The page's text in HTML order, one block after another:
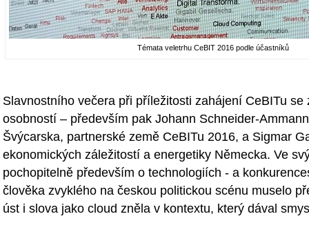
Témata veletrhu CeBIT 2016 podle účastníků
Slavnostního večera při příležitosti zahájení CeBITu se
osobností – především pak Johann Schneider-
Švýcarska, partnerské země CeBITu 2016, a Sigmar
ekonomických záležitostí a energetiky Německa. Ve
pochopitelně především o technologiích - a
člověka zvyklého na českou politickou scénu muselo
úst i slova jako cloud zněla v kontextu, který dával